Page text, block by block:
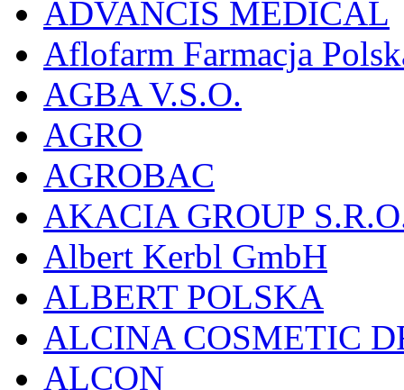
ADVANCIS MEDICAL
Aflofarm Farmacja
AGBA V.S.O.
AGRO
AGROBAC
AKACIA GROUP
Albert Kerbl GmbH
ALBERT POLSKA
ALCINA COSMETIC
ALCON